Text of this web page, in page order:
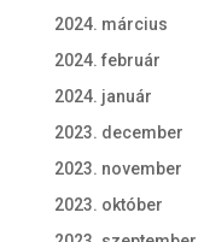
2024. március
2024. február
2024. január
2023. december
2023. november
2023. október